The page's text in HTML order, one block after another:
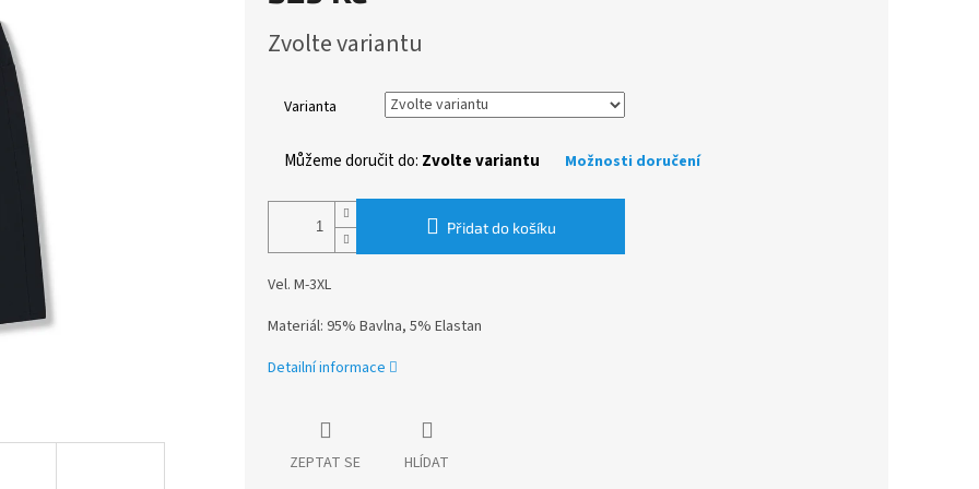
cena:
Zvolte variantu
Varianta
Můžeme doručit do: Zvolte variantu Možnosti doručení
Přidat do košíku
Vel. M-3XL
Materiál: 95% Bavlna, 5% Elastan
Detailní informace
ZEPTAT SE HLÍDAT